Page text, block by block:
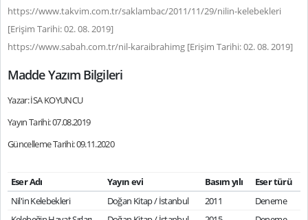
https://www.takvim.com.tr/saklambac/2011/11/29/nilin-kelebekleri
[Erişim Tarihi: 02. 08. 2019]
https://www.sabah.com.tr/nil-karaibrahimg [Erişim Tarihi: 02. 08. 2019]
Madde Yazım Bilgileri
Yazar: İSA KOYUNCU
Yayın Tarihi: 07.08.2019
Güncelleme Tarihi: 09.11.2020
Eser Adı Yayın evi Basım yılı
Eser türü
Nil'in Kelebekleri
Doğan Kitap / İstanbul 2011
Deneme